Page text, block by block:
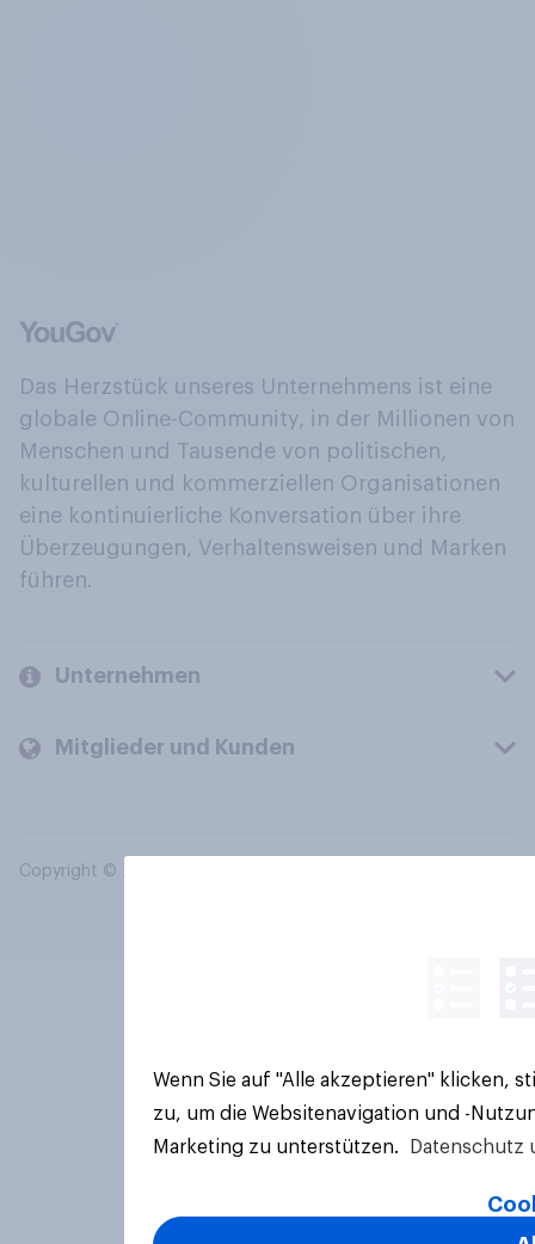
Das Herzstück unseres Unternehmens ist eine
globale Online-Community, in der Millionen von
Menschen und Tausende von politischen,
kulturellen und kommerziellen Organisationen
eine kontinuierliche Konversation über ihre
Überzeugungen, Verhaltensweisen und Marken
führen.
Unternehmen
Mitglieder und Kunden
Copyright © 2026 YouGov PLC. Alle Rechte vorbehalten.
Wenn Sie auf "Alle akzeptieren" klicken,
zu, um die Websitenavigation und -
Marketing zu unterstützen.
Datenschutz